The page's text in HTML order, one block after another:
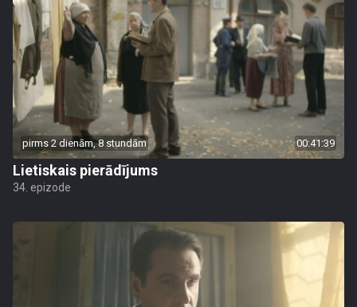
pirms 2 dienām, 8 stundām 00:41:39
Lietiskais pierādījums
34. epizode